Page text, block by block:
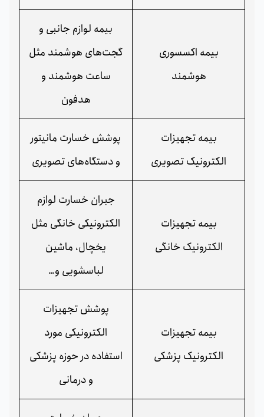
بیمه اکسسوری
هوشمند
بیمه لوازم جانبی و
گجت‌های هوشمند مثل
ساعت هوشمند و
هدفون
بیمه تجهیزات
الکترونیک تصویری
پوشش خسارت مانیتور
و دستگاه‌های تصویری
بیمه تجهیزات
الکترونیک خانگی
جبران خسارت لوازم
الکترونیکی خانگی مثل
یخچال، ماشین
لباسشویی و…
بیمه تجهیزات
الکترونیک پزشکی
پوشش تجهیزات
الکترونیکی مورد
استفاده در حوزه پزشکی
و درمانی